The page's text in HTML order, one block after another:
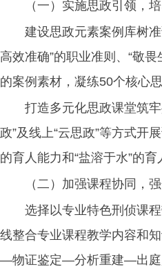
（一）实施思政引领，
建设思政元素案例库树
高效准确”的职业准则、“敬
的案例素材，凝练50个核心
打造多元化思政课堂筑
政”及线上“云思政”等方式开
的育人能力和“盐溶于水”的育
（二）加强课程协同，
选择以专业特色刑侦课
线整合专业课程教学内容和
—物证鉴定—分析重建—出庭